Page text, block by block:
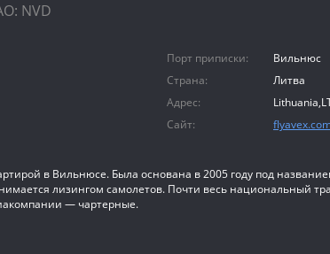
NVD
Порт приписки:
Вильнюс
Страна:
Литва
Адрес:
Сайт:
в Вильнюсе. Была основана в 2005 году под
лизингом самолетов. Почти весь национальный
— чартерные.